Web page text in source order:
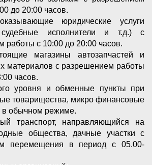
до 20:00 часов.
юридические услуги
судебные исполнители и т.д.) с
работы с 10:00 до 20:00 часов.
магазины автозапчастей и
материалов с разрешением работы
часов.
уровня и обменные пункты при
товарищества, микро финансовые
в обычном режиме.
транспорт, направляющийся на
общества, дачные участки с
перемещения в период с 05.00-